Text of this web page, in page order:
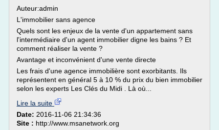
Auteur:admin
L'immobilier sans agence
Quels sont les enjeux de la vente d'un appartement sans
l'intermédiaire d'un agent immobilier digne les bains ? Et
comment réaliser la vente ?
Avantage et inconvénient d'une vente directe
Les frais d'une agence immobilière sont exorbitants. Ils
représentent en général 5 à 10 % du prix du bien immobilier
selon les experts Les Clés du Midi . Là où...
Lire la suite
Date: 2016-11-06 21:34:36
Site : http://www.msanetwork.org